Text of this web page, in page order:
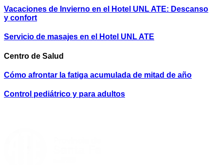
Vacaciones de Invierno en el Hotel UNL ATE: Descanso
y confort
Servicio de masajes en el Hotel UNL ATE
Centro de Salud
Cómo afrontar la fatiga acumulada de mitad de año
Control pediátrico y para adultos